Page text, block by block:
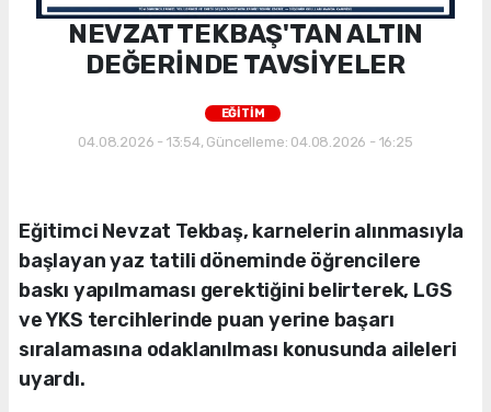
NEVZAT TEKBAŞ'TAN ALTIN
DEĞERİNDE TAVSİYELER
EĞİTİM
04.08.2026 - 13:54, Güncelleme: 04.08.2026 - 16:25
Eğitimci Nevzat Tekbaş, karnelerin alınmasıyla
başlayan yaz tatili döneminde öğrencilere
baskı yapılmaması gerektiğini belirterek, LGS
ve YKS tercihlerinde puan yerine başarı
sıralamasına odaklanılması konusunda aileleri
uyardı.